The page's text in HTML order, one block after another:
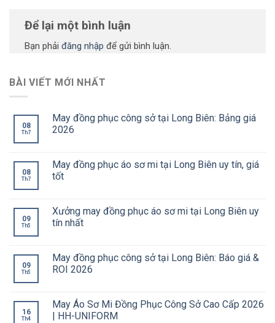
Để lại một bình luận
Bạn phải đăng nhập để gửi bình luận.
BÀI VIẾT MỚI NHẤT
08
Th7
May đồng phục công sở tại Long Biên: Bảng giá
2026
08
Th7
May đồng phục áo sơ mi tại Long Biên uy tín, giá
tốt
09
Th5
Xưởng may đồng phục áo sơ mi tại Long Biên uy
tín nhất
09
Th5
May đồng phục công sở tại Long Biên: Báo giá &
ROI 2026
16
Th4
May Áo Sơ Mi Đồng Phục Công Sở Cao Cấp 2026
| HH-UNIFORM